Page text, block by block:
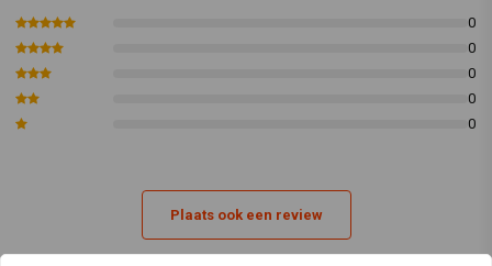
0
0
0
0
0
Plaats ook een review